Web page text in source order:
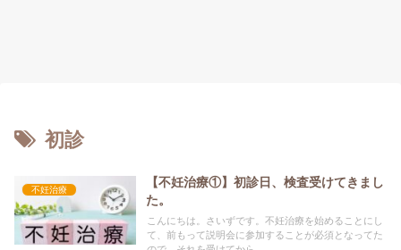
初診
不妊治療
【不妊治療①】初診日、検査受けてきまし
た。
こんにちは。さいずです。不妊治療を始めることにし
て、前もって説明会に参加することが必須となってた